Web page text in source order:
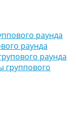
раунда
раунда
раунда
группового